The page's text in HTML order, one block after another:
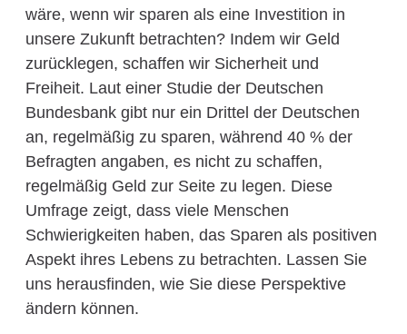
wäre, wenn wir sparen als eine Investition in
unsere Zukunft betrachten? Indem wir Geld
zurücklegen, schaffen wir Sicherheit und
Freiheit. Laut einer Studie der Deutschen
Bundesbank gibt nur ein Drittel der Deutschen
an, regelmäßig zu sparen, während 40 % der
Befragten angaben, es nicht zu schaffen,
regelmäßig Geld zur Seite zu legen. Diese
Umfrage zeigt, dass viele Menschen
Schwierigkeiten haben, das Sparen als positiven
Aspekt ihres Lebens zu betrachten. Lassen Sie
uns herausfinden, wie Sie diese Perspektive
ändern können.